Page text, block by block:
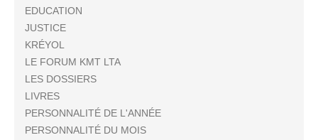
EDUCATION
JUSTICE
KRÉYOL
LE FORUM KMT LTA
LES DOSSIERS
LIVRES
PERSONNALITÉ DE L'ANNÉE
PERSONNALITÉ DU MOIS